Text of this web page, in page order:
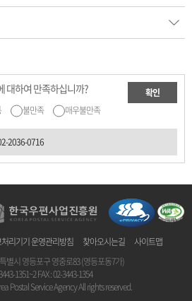
대하여 만족하십니까?
불만족 매우불만족
확인
2036-0716
리기기 운영관리방침 찾아오시는길
사이트맵
별시 영등포구 영중로83 (영등포동7가)
1351~2FAX : 02-3443-1354
Postal Service Agency All rights reserved.